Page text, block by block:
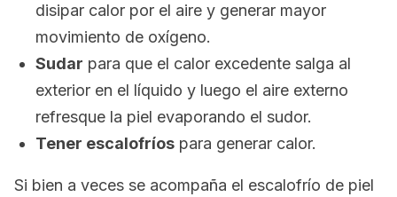
disipar calor por el aire y generar mayor
movimiento de oxígeno.
Sudar para que el calor excedente salga al
exterior en el líquido y luego el aire externo
refresque la piel evaporando el sudor.
Tener escalofríos para generar calor.
Si bien a veces se acompaña el escalofrío de piel